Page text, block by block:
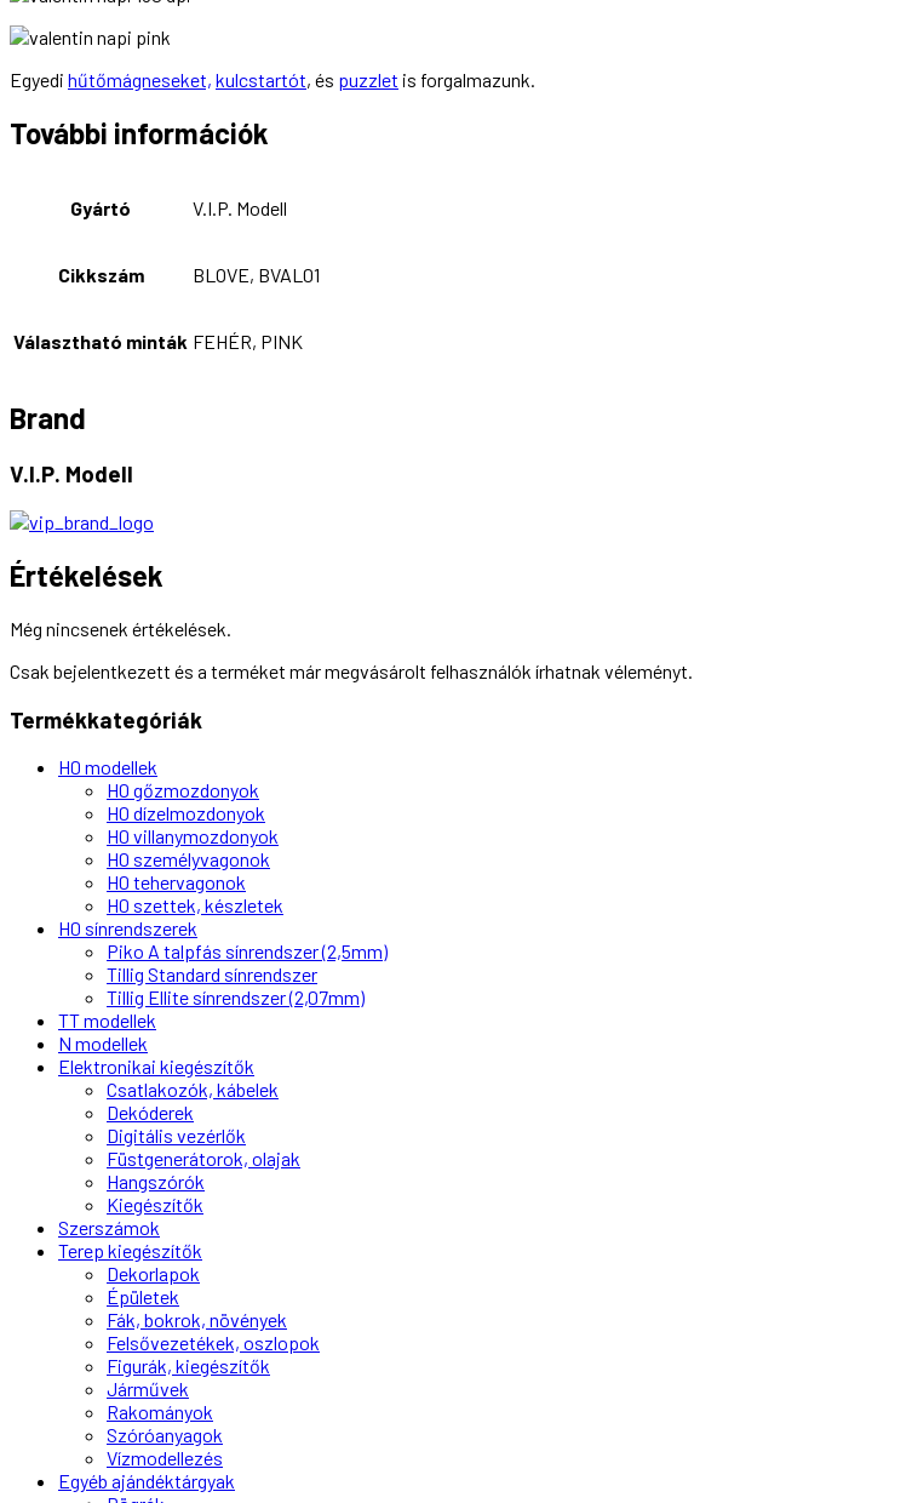
Egyedi hűtőmágneseket, kulcstartót, és puzzlet is forgalmazunk.
További információk
Gyártó V.I.P. Modell
Cikkszám BLOVE, BVAL01
Választható minták FEHÉR, PINK
Brand
V.I.P. Modell
Értékelések
Még nincsenek értékelések.
Csak bejelentkezett és a terméket már megvásárolt felhasználók írhatnak véleményt.
Termékkategóriák
H0 modellek
H0 gőzmozdonyok
H0 dízelmozdonyok
H0 villanymozdonyok
H0 személyvagonok
H0 tehervagonok
H0 szettek, készletek
H0 sínrendszerek
Piko A talpfás sínrendszer (2,5mm)
Tillig Standard sínrendszer
Tillig Ellite sínrendszer (2,07mm)
TT modellek
N modellek
Elektronikai kiegészítők
Csatlakozók, kábelek
Dekóderek
Digitális vezérlők
Füstgenerátorok, olajak
Hangszórók
Kiegészítők
Szerszámok
Terep kiegészítők
Dekorlapok
Épületek
Fák, bokrok, növények
Felsővezetékek, oszlopok
Figurák, kiegészítők
Járművek
Rakományok
Szóróanyagok
Vízmodellezés
Egyéb ajándéktárgyak